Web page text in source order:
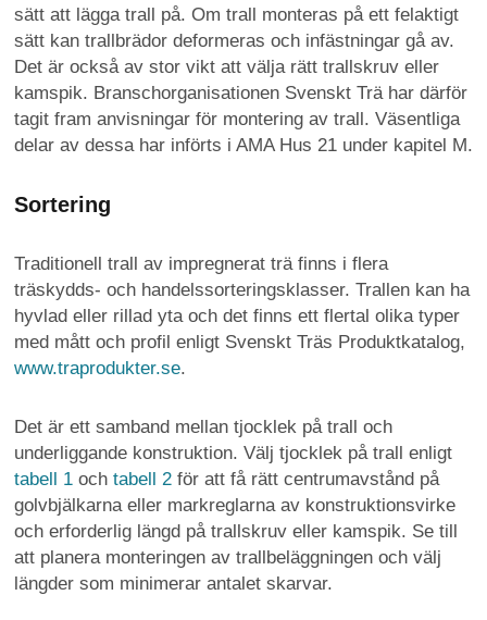
sätt att lägga trall på. Om trall monteras på ett felaktigt
sätt kan trallbrädor deformeras och infästningar gå av.
Det är också av stor vikt att välja rätt trallskruv eller
kamspik. Branschorganisationen Svenskt Trä har därför
tagit fram anvisningar för montering av trall. Väsentliga
delar av dessa har införts i AMA Hus 21 under kapitel M.
Sortering
Traditionell trall av impregnerat trä finns i flera
träskydds- och handelssorteringsklasser. Trallen kan ha
hyvlad eller rillad yta och det finns ett flertal olika typer
med mått och profil enligt Svenskt Träs Produktkatalog,
www.traprodukter.se.
Det är ett samband mellan tjocklek på trall och
underliggande konstruktion. Välj tjocklek på trall enligt
tabell 1och tabell 2för att få rätt centrumavstånd på
golvbjälkarna eller markreglarna av konstruktionsvirke
och erforderlig längd på trallskruv eller kamspik. Se till
att planera monteringen av trallbeläggningen och välj
längder som minimerar antalet skarvar.